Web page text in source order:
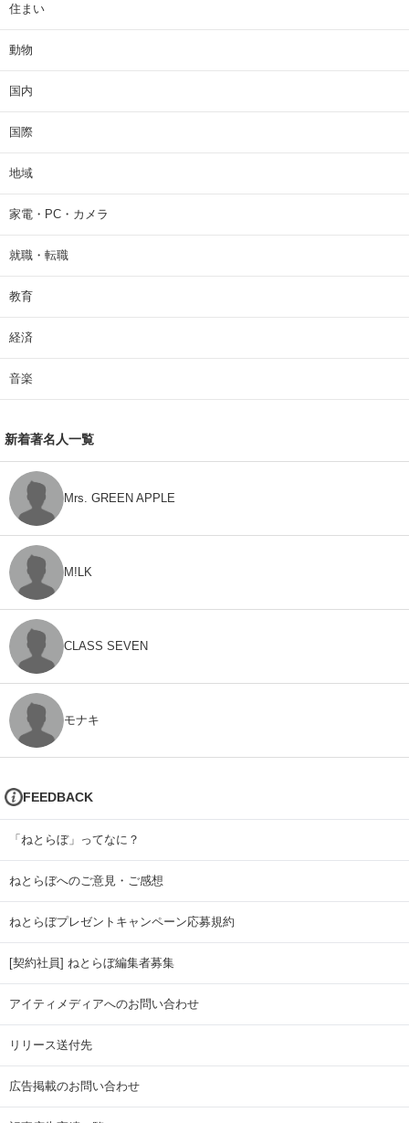
住まい
動物
国内
国際
地域
家電・PC・カメラ
就職・転職
教育
経済
音楽
新着著名人一覧
Mrs. GREEN APPLE
M!LK
CLASS SEVEN
モナキ
FEEDBACK
「ねとらぼ」ってなに？
ねとらぼへのご意見・ご感想
ねとらぼプレゼントキャンペーン応募規約
[契約社員] ねとらぼ編集者募集
アイティメディアへのお問い合わせ
リリース送付先
広告掲載のお問い合わせ